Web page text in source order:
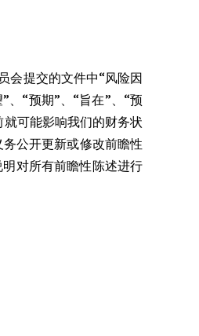
会提交的文件中“风险因
、“预期”、“旨在”、“预
可能影响我们的财务状
公开更新或修改前瞻性
对所有前瞻性陈述进行